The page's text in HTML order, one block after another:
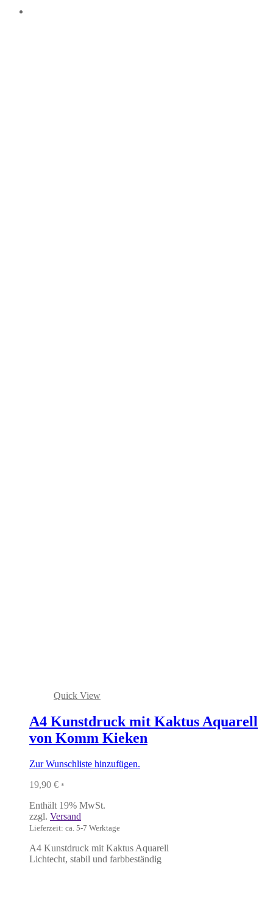
Quick View
A4 Kunstdruck mit Kaktus Aquarell
von Komm Kieken
Zur Wunschliste hinzufügen.
19,90 € *
Enthält 19% MwSt.
zzgl. Versand
Lieferzeit: ca. 5-7 Werktage
A4 Kunstdruck mit Kaktus Aquarell
Lichtecht, stabil und farbbeständig